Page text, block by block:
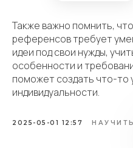
Также важно помнить,
референсов требует
идеи под свои нужды,
особенности и
поможет создать что-то
индивидуальности.
2025-05-01 12:57